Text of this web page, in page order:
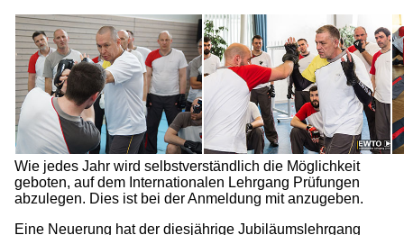
Wie jedes Jahr wird selbstverständlich die Möglichkeit
geboten, auf dem Internationalen Lehrgang Prüfungen
abzulegen. Dies ist bei der Anmeldung mit anzugeben.
Eine Neuerung hat der diesjährige Jubiläumslehrgang